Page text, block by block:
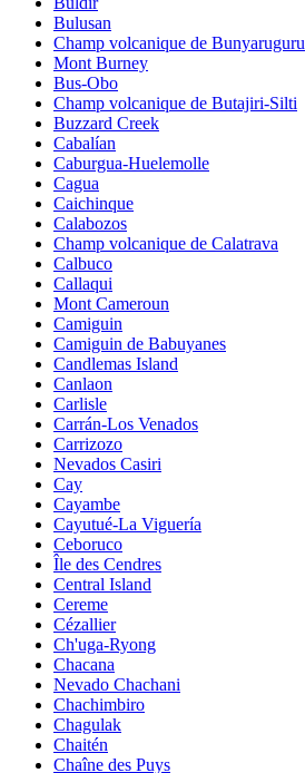
Bulusan
Champ volcanique de Bunyaruguru
Mont Burney
Bus-Obo
Champ volcanique de Butajiri-Silti
Buzzard Creek
Cabalían
Caburgua-Huelemolle
Cagua
Caichinque
Calabozos
Champ volcanique de Calatrava
Calbuco
Callaqui
Mont Cameroun
Camiguin
Camiguin de Babuyanes
Candlemas Island
Canlaon
Carlisle
Carrán-Los Venados
Carrizozo
Nevados Casiri
Cay
Cayambe
Cayutué-La Viguería
Ceboruco
Île des Cendres
Central Island
Cereme
Cézallier
Ch'uga-Ryong
Chacana
Nevado Chachani
Chachimbiro
Chagulak
Chaitén
Chaîne des Puys